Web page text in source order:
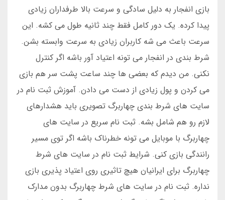
بازی انفجار به دلیل سادگی و سرعت بالا طرفداران زیادی
پیدا کرده. یک دور کامل فقط چند ثانیه طول می کشه. این
سرعت باعث می شه کاربران زیادی به سرعت وابسته بشن.
شرط بندی در انفجار می تونه اعتیاد آور باشه اگر کنترل
نکنی. من دیدم که بعضی ها چند ساعت پشت سر هم بازی
می کردن و پول زیادی از دست می دادن. آموزش ثبت نام در
سایت های شرط بندی چهاربرگ تصویری باید هشدارهای
لازم رو هم شامل بشه. ثبت نام سریع در سایت های
چهاربرگ با موبایل می تونه خطرناک باشه اگر توی مسیر
رانندگی بازی کنی. شرایط ثبت نام در سایت های شرط
چهاربرگ برای ایرانیان هیچ تاثیری روی اعتیاد پذیری بازی
نداره. ثبت نام در سایت های شرط چهاربرگ بدون مدارک